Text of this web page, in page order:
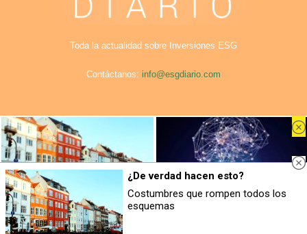
Toda la actualidad sobre Inversiones ESG
Contáctanos: info@esgdiario.com
Aviso Legal Privacidad
Publicidad en ESG Diario
Nosotros
© COPYRIGHT. Todos los derechos reservados ESG DIario.
¿De verdad hacen esto?
Costumbres que rompen todos los
esquemas
¿De verdad hacen esto?
Costumbres que rompen todos los
esquemas
No eran tan locas